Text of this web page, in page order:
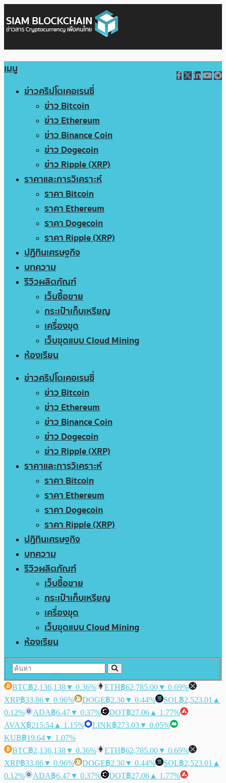
เมนู
ข่าวคริปโตเคอเรนซี่
ข่าว Bitcoin
ข่าว Ethereum
ข่าว Binance Coin
ข่าว Dogecoin
ข่าว Ripple (XRP)
ราคาและการวิเคราะห์
ราคา Bitcoin
ราคา Ethereum
ราคา Dogecoin
ราคา Ripple (XRP)
ปฏิทินเศรษฐกิจ
บทความ
รีวิวผลิตภัณฑ์
เว็บซื้อขาย
กระเป๋าเก็บเหรียญ
เครื่องขุด
เว็บขุดแบบ Cloud Mining
ห้องเรียน
ข่าวคริปโตเคอเรนซี่
ข่าว Bitcoin
ข่าว Ethereum
ข่าว Binance Coin
ข่าว Dogecoin
ข่าว Ripple (XRP)
ราคาและการวิเคราะห์
ราคา Bitcoin
ราคา Ethereum
ราคา Dogecoin
ราคา Ripple (XRP)
ปฏิทินเศรษฐกิจ
บทความ
รีวิวผลิตภัณฑ์
เว็บซื้อขาย
กระเป๋าเก็บเหรียญ
เครื่องขุด
เว็บขุดแบบ Cloud Mining
ห้องเรียน
BTC฿2,136,138▼ 0.36% ETH฿62,785.00▼ 0.69%
XRP฿33.86▼ 0.96% DOGE฿2.30▼ 0.44% SOL฿2,523.01 ▲
0.12%
ADA฿6.47▼ 0.37% DOT฿27.06 ▲ 1.77%
AVAX฿215.54 ▲ 1.15% LINK฿273.03▼ 0.05%
KUB฿19.64▼ 1.07%
BTC฿2,136,138▼ 0.36% ETH฿62,785.00▼ 0.69%
XRP฿33.86▼ 0.96% DOGE฿2.30▼ 0.44% SOL฿2,523.01 ▲
0.12%
ADA฿6.47▼ 0.37% DOT฿27.06 ▲ 1.77%